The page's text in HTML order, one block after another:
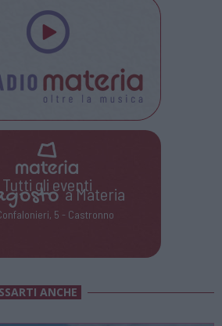
Tutti gli eventia Materia
5 - Castronno
ANCHE